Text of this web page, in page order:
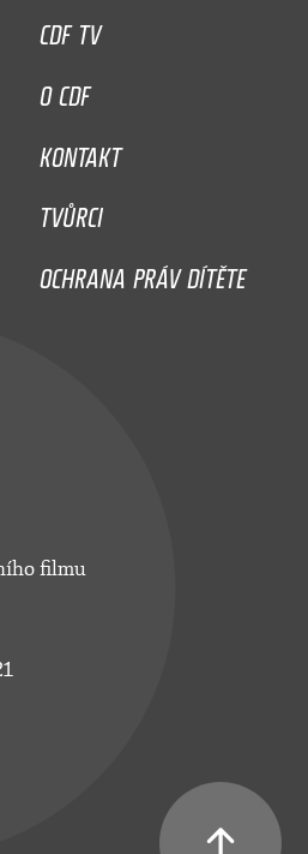
CDF TV
O CDF
KONTAKT
TVŮRCI
OCHRANA PRÁV DÍTĚTE
filmu